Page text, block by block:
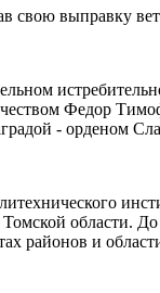
свою выправку
Федор
- орденом
области.
районов и